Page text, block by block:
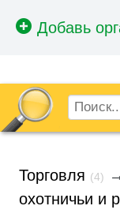
Торговля (4)
охотничьи и